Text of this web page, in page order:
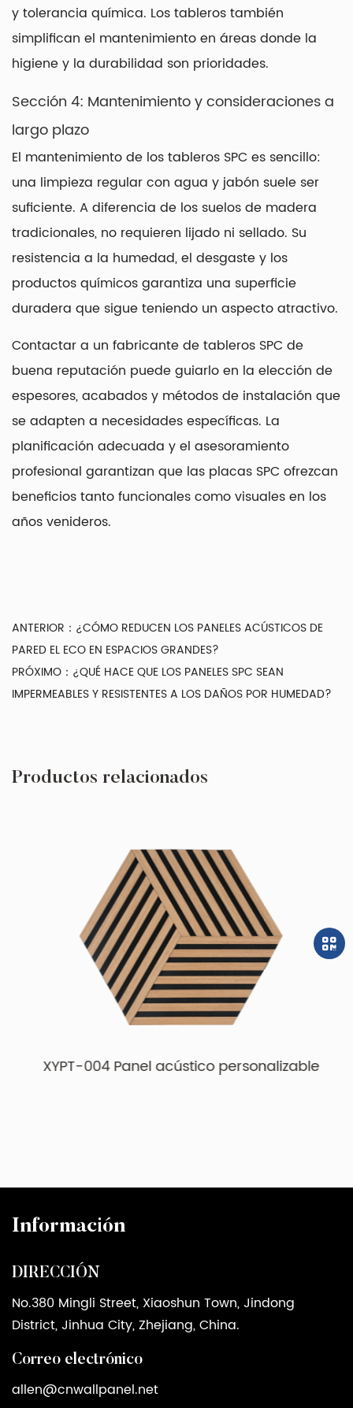
y tolerancia química. Los tableros también
simplifican el mantenimiento en áreas donde la
higiene y la durabilidad son prioridades.
Sección 4: Mantenimiento y consideraciones a
largo plazo
El mantenimiento de los tableros SPC es sencillo:
una limpieza regular con agua y jabón suele ser
suficiente. A diferencia de los suelos de madera
tradicionales, no requieren lijado ni sellado. Su
resistencia a la humedad, el desgaste y los
productos químicos garantiza una superficie
duradera que sigue teniendo un aspecto atractivo.
Contactar a un fabricante de tableros SPC de
buena reputación puede guiarlo en la elección de
espesores, acabados y métodos de instalación que
se adapten a necesidades específicas. La
planificación adecuada y el asesoramiento
profesional garantizan que las placas SPC ofrezcan
beneficios tanto funcionales como visuales en los
años venideros.
ANTERIOR： ¿CÓMO REDUCEN LOS PANELES ACÚSTICOS DE
PARED EL ECO EN ESPACIOS GRANDES?
PRÓXIMO： ¿QUÉ HACE QUE LOS PANELES SPC SEAN
IMPERMEABLES Y RESISTENTES A LOS DAÑOS POR HUMEDAD?
Productos relacionados
XYPT-004 Panel acústico personalizable
Información
DIRECCIÓN
No.380 Mingli Street, Xiaoshun Town, Jindong
District, Jinhua City, Zhejiang, China.
Correo electrónico
allen@cnwallpanel.net